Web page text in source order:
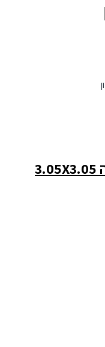
מסך הקרנה נייד עם חצובה 3.05X3.05